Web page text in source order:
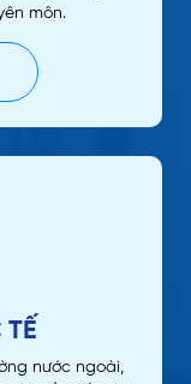
môn.
nước ngoài,